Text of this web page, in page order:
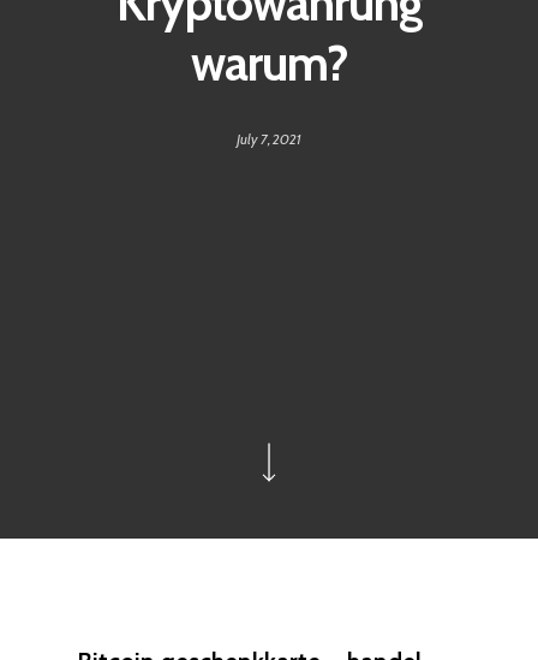
warum?
July 7, 2021